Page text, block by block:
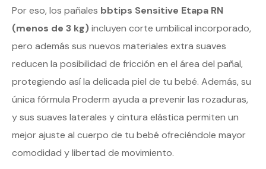
Por eso, los pañales bbtips Sensitive Etapa RN
(menos de 3 kg)incluyen corte umbilical incorporado,
pero además sus nuevos materiales extra suaves
reducen la posibilidad de fricción en el área del pañal,
protegiendo así la delicada piel de tu bebé. Además, su
única fórmula Proderm ayuda a prevenir las rozaduras,
y sus suaves laterales y cintura elástica permiten un
mejor ajuste al cuerpo de tu bebé ofreciéndole mayor
comodidad y libertad de movimiento.